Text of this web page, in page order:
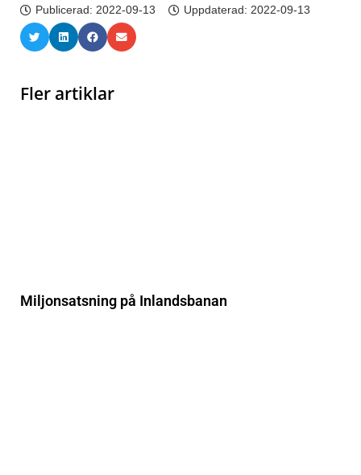
Publicerad: 2022-09-13 Uppdaterad: 2022-09-13
Fler artiklar
Miljonsatsning på Inlandsbanan